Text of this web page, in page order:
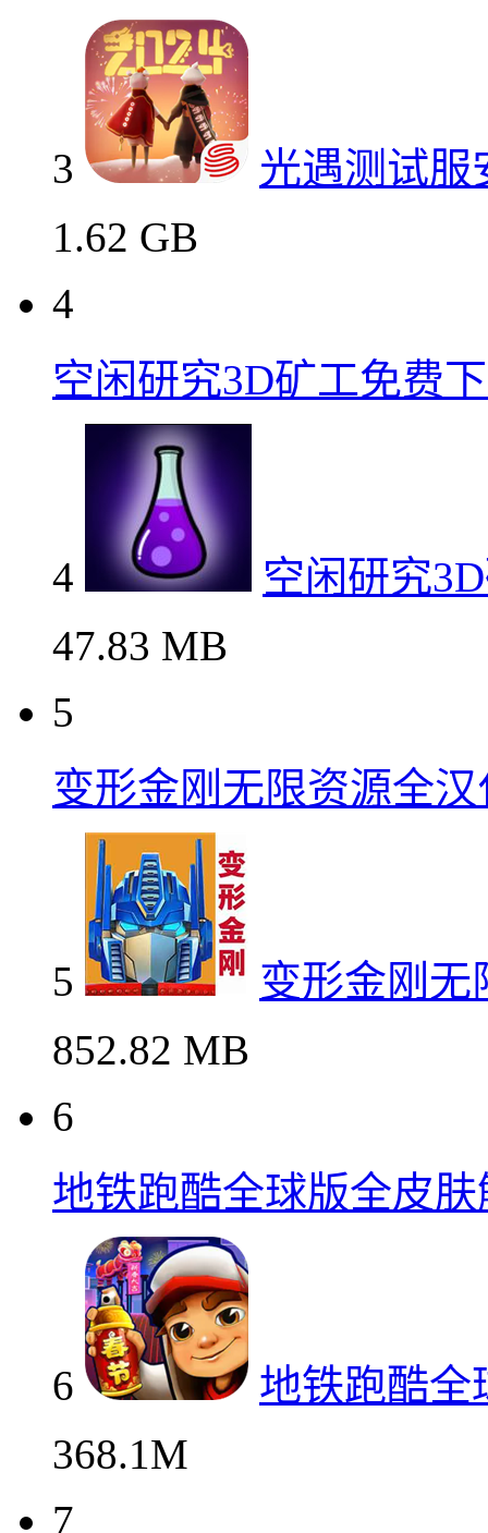
3
光遇测试服
1.62 GB
4
空闲研究3D矿工免费
4
空闲研究
47.83 MB
5
变形金刚无限资源全汉
5
变形金刚无
852.82 MB
6
地铁跑酷全球版全皮
6
地铁跑酷全
368.1M
7